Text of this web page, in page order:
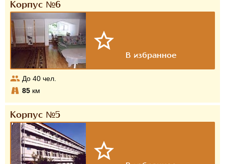
Корпус №6
До 40 чел.
85 км
Корпус №5